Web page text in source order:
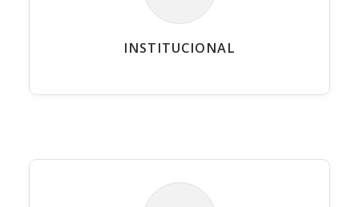
INSTITUCIONAL